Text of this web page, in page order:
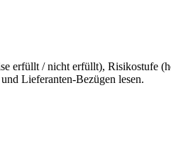
erfüllt / nicht erfüllt), Risikostufe
Lieferanten-Bezügen lesen.